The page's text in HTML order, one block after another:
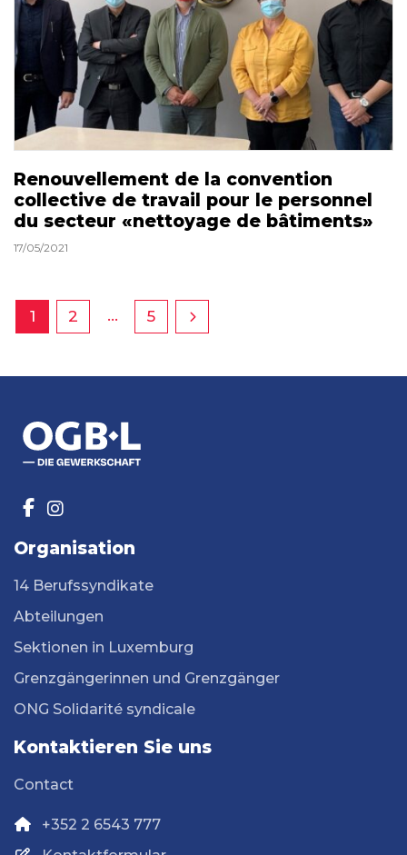
Renouvellement de la convention
collective de travail pour le personnel
du secteur «nettoyage de bâtiments»
17/05/2021
1 2 … 5
Organisation
14 Berufssyndikate
Abteilungen
Sektionen in Luxemburg
Grenzgängerinnen und Grenzgänger
ONG Solidarité syndicale
Kontaktieren Sie uns
Contact
+352 2 6543 777